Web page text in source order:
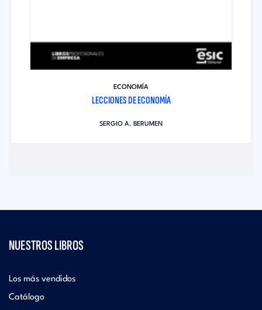
ECONOMÍA
LECCIONES DE ECONOMÍA
SERGIO A. BERUMEN
NUESTROS LIBROS
Los más vendidos
Catálogo